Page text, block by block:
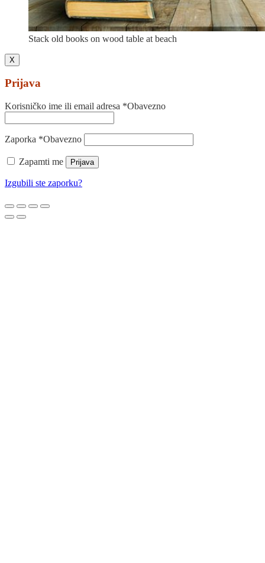
Stack old books on wood table at beach
X
Prijava
Korisničko ime ili email adresa *Obavezno
Zaporka *Obavezno
Zapamti me Prijava
Izgubili ste zaporku?